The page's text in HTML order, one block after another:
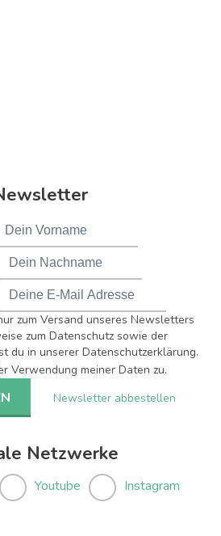
zum Versand unseres Newsletters
zum Datenschutz sowie der
du in unserer Datenschutzerklärung.
Verwendung meiner Daten zu.
Newsletter abbestellen
Netzwerke
Youtube Instagram